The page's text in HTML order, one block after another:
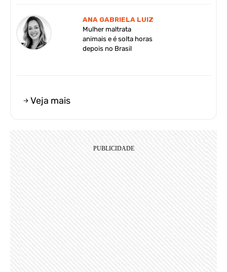
ANA GABRIELA LUIZ
Mulher maltrata
animais e é solta horas
depois no Brasil
Veja mais